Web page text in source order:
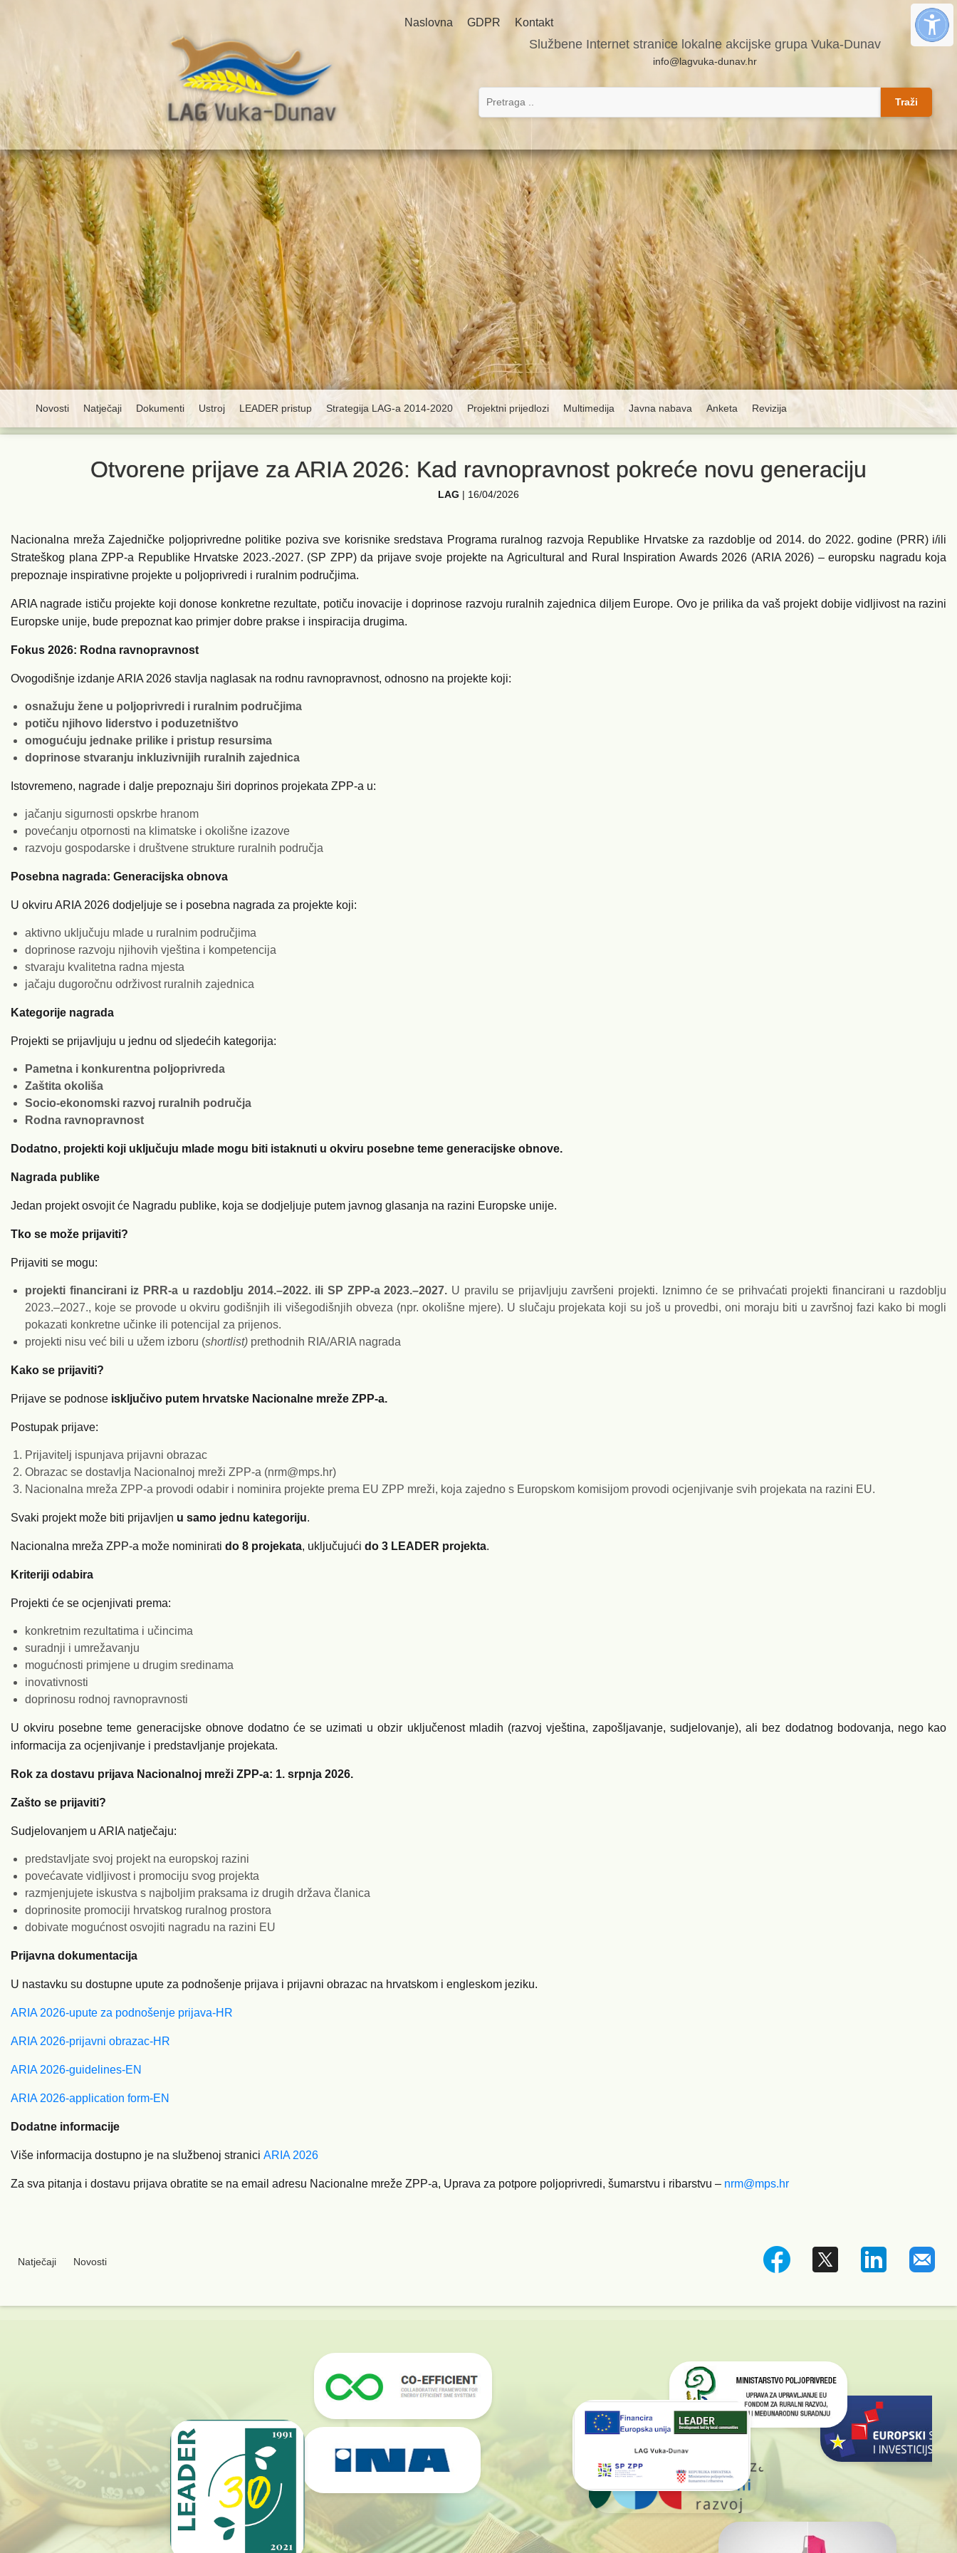
Naslovna GDPR Kontakt
Službene Internet stranice lokalne akcijske grupa Vuka-Dunav
info@lagvuka-dunav.hr
Traži
Novosti Natječaji Dokumenti Ustroj LEADER pristup Strategija LAG-a 2014-2020 Projektni prijedlozi Multimedija Javna nabava Anketa Revizija
Otvorene prijave za ARIA 2026: Kad ravnopravnost pokreće novu generaciju
LAG | 16/04/2026
Nacionalna mreža Zajedničke poljoprivredne politike poziva sve korisnike sredstava Programa ruralnog razvoja Republike Hrvatske za razdoblje od 2014. do 2022. godine (PRR) i/ili
Strateškog plana ZPP-a Republike Hrvatske 2023.-2027. (SP ZPP) da prijave svoje projekte na Agricultural and Rural Inspiration Awards 2026 (ARIA 2026) – europsku nagradu koja
prepoznaje inspirativne projekte u poljoprivredi i ruralnim područjima.
ARIA nagrade ističu projekte koji donose konkretne rezultate, potiču inovacije i doprinose razvoju ruralnih zajednica diljem Europe. Ovo je prilika da vaš projekt dobije vidljivost na razini
Europske unije, bude prepoznat kao primjer dobre prakse i inspiracija drugima.
Fokus 2026: Rodna ravnopravnost
Ovogodišnje izdanje ARIA 2026 stavlja naglasak na rodnu ravnopravnost, odnosno na projekte koji:
osnažuju žene u poljoprivredi i ruralnim područjima
potiču njihovo liderstvo i poduzetništvo
omogućuju jednake prilike i pristup resursima
doprinose stvaranju inkluzivnijih ruralnih zajednica
Istovremeno, nagrade i dalje prepoznaju širi doprinos projekata ZPP-a u:
jačanju sigurnosti opskrbe hranom
povećanju otpornosti na klimatske i okolišne izazove
razvoju gospodarske i društvene strukture ruralnih područja
Posebna nagrada: Generacijska obnova
U okviru ARIA 2026 dodjeljuje se i posebna nagrada za projekte koji:
aktivno uključuju mlade u ruralnim područjima
doprinose razvoju njihovih vještina i kompetencija
stvaraju kvalitetna radna mjesta
jačaju dugoročnu održivost ruralnih zajednica
Kategorije nagrada
Projekti se prijavljuju u jednu od sljedećih kategorija:
Pametna i konkurentna poljoprivreda
Zaštita okoliša
Socio-ekonomski razvoj ruralnih područja
Rodna ravnopravnost
Dodatno, projekti koji uključuju mlade mogu biti istaknuti u okviru posebne teme generacijske obnove.
Nagrada publike
Jedan projekt osvojit će Nagradu publike, koja se dodjeljuje putem javnog glasanja na razini Europske unije.
Tko se može prijaviti?
Prijaviti se mogu:
projekti financirani iz PRR-a u razdoblju 2014.–2022. ili SP ZPP-a 2023.–2027. U pravilu se prijavljuju završeni projekti. Iznimno će se prihvaćati projekti financirani u razdoblju
2023.–2027., koje se provode u okviru godišnjih ili višegodišnjih obveza (npr. okolišne mjere). U slučaju projekata koji su još u provedbi, oni moraju biti u završnoj fazi kako bi mogli
pokazati konkretne učinke ili potencijal za prijenos.
projekti nisu već bili u užem izboru (shortlist) prethodnih RIA/ARIA nagrada
Kako se prijaviti?
Prijave se podnose isključivo putem hrvatske Nacionalne mreže ZPP-a.
Postupak prijave:
Prijavitelj ispunjava prijavni obrazac
Obrazac se dostavlja Nacionalnoj mreži ZPP-a (nrm@mps.hr)
Nacionalna mreža ZPP-a provodi odabir i nominira projekte prema EU ZPP mreži, koja zajedno s Europskom komisijom provodi ocjenjivanje svih projekata na razini EU.
Svaki projekt može biti prijavljen u samo jednu kategoriju.
Nacionalna mreža ZPP-a može nominirati do 8 projekata, uključujući do 3 LEADER projekta.
Kriteriji odabira
Projekti će se ocjenjivati prema:
konkretnim rezultatima i učincima
suradnji i umrežavanju
mogućnosti primjene u drugim sredinama
inovativnosti
doprinosu rodnoj ravnopravnosti
U okviru posebne teme generacijske obnove dodatno će se uzimati u obzir uključenost mladih (razvoj vještina, zapošljavanje, sudjelovanje), ali bez dodatnog bodovanja, nego kao
informacija za ocjenjivanje i predstavljanje projekata.
Rok za dostavu prijava Nacionalnoj mreži ZPP-a: 1. srpnja 2026.
Zašto se prijaviti?
Sudjelovanjem u ARIA natječaju:
predstavljate svoj projekt na europskoj razini
povećavate vidljivost i promociju svog projekta
razmjenjujete iskustva s najboljim praksama iz drugih država članica
doprinosite promociji hrvatskog ruralnog prostora
dobivate mogućnost osvojiti nagradu na razini EU
Prijavna dokumentacija
U nastavku su dostupne upute za podnošenje prijava i prijavni obrazac na hrvatskom i engleskom jeziku.
ARIA 2026-upute za podnošenje prijava-HR
ARIA 2026-prijavni obrazac-HR
ARIA 2026-guidelines-EN
ARIA 2026-application form-EN
Dodatne informacije
Više informacija dostupno je na službenoj stranici ARIA 2026
Za sva pitanja i dostavu prijava obratite se na email adresu Nacionalne mreže ZPP-a, Uprava za potpore poljoprivredi, šumarstvu i ribarstvu – nrm@mps.hr
Natječaji Novosti